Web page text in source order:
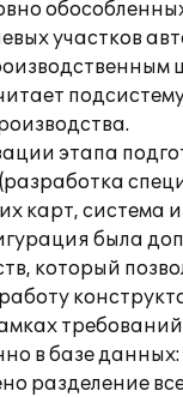
участков
этапа
карт, система
была
который
в базе данных:
разделение